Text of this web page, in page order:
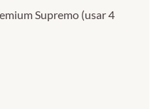
Supremo (usar 4